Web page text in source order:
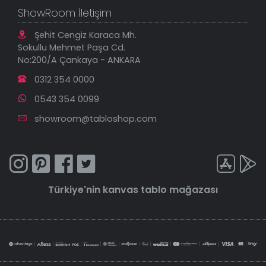
ShowRoom İletişim
Şehit Cengiz Karaca Mh.
Sokullu Mehmet Paşa Cd.
No:200/A Çankaya - ANKARA
0312 354 0000
0543 354 0099
showroom@tabloshop.com
Türkiye'nin kanvas tablo mağazası